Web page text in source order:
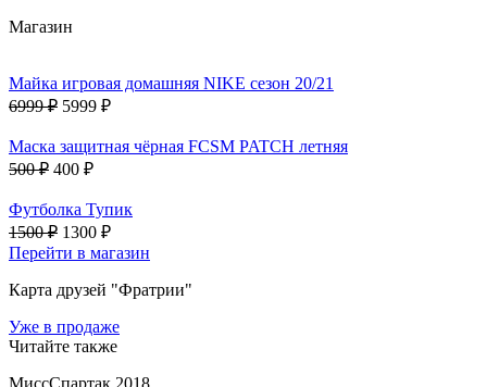
Магазин
Майка игровая домашняя NIKE сезон 20/21
6999 ₽ 5999 ₽
Маска защитная чёрная FCSM PATCH летняя
500 ₽ 400 ₽
Футболка Тупик
1500 ₽ 1300 ₽
Перейти в магазин
Карта друзей "Фратрии"
Уже в продаже
Читайте также
МиссСпартак 2018